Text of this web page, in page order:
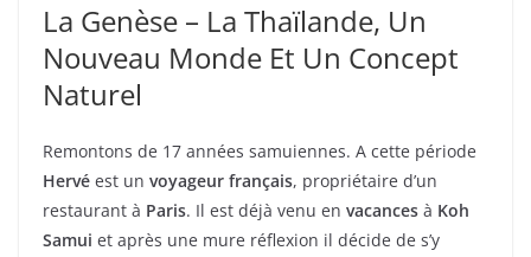
La Genèse – La Thaïlande, Un
Nouveau Monde Et Un Concept
Naturel
Remontons de 17 années samuiennes. A cette période
Hervé est un voyageur français, propriétaire d’un
restaurant à Paris. Il est déjà venu en vacances à Koh
Samui et après une mure réflexion il décide de s’y